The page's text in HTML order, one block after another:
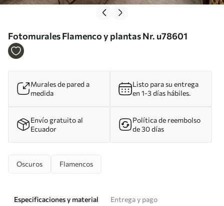
Fotomurales Flamenco y plantas Nr. u78601
Murales de pared a
medida
Listo para su entrega
en 1-3 días hábiles.
Envío gratuito al
Ecuador
Política de reembolso
de 30 días
Oscuros Flamencos
Especificaciones y material
Entrega y pago